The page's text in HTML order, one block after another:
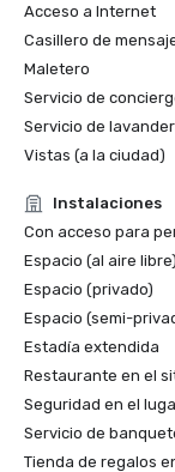
Acceso a Internet
Casillero de
Maletero
Servicio de
Servicio de
Vistas (a la ciudad)
Instalaciones
Con acceso para
Espacio (al aire libre)
Espacio (privado)
Espacio (semi-
Estadía extendida
Restaurante en el
Seguridad en el
Servicio de
Tienda de regalos